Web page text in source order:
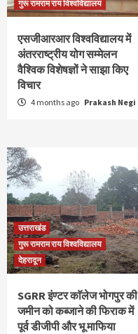
गुरू रामराम राय विश्वविद्यालय
एसजीआरआर विश्वविद्यालय में
अंतरराष्ट्रीय योग सम्मेलन
वैश्विक विशेषज्ञों ने साझा किए
विचार
4 months ago Prakash Negi
उत्तराखंड
गुरू रामराम राय विश्वविद्यालय
देहरादून
SGRR इंण्टर काॅलेज भोगपुर की
जमीन को कब्जाने की फिराक में
पूर्व डीजीपी और भू माफिया